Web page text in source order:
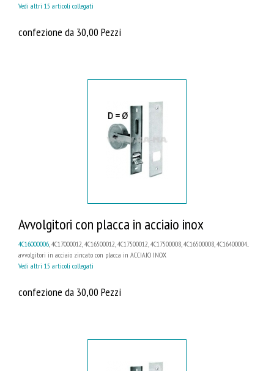
Vedi altri 15 articoli collegati
confezione da 30,00 Pezzi
Avvolgitori con placca in acciaio inox
4C16000006, 4C17000012, 4C16500012, 4C17500012, 4C17500008, 4C16500008, 4C16400004...
avvolgitori in acciaio zincato con placca in ACCIAIO INOX
Vedi altri 15 articoli collegati
confezione da 30,00 Pezzi